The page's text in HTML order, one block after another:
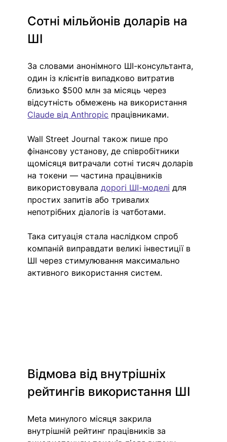
Сотні мільйонів доларів на
ШІ
За словами анонімного ШІ-консультанта,
один із клієнтів випадково витратив
близько $500 млн за місяць через
відсутність обмежень на використання
Claude від Anthropic працівниками.
Wall Street Journal також пише про
фінансову установу, де співробітники
щомісяця витрачали сотні тисяч доларів
на токени — частина працівників
використовувала дорогі ШІ-моделі для
простих запитів або тривалих
непотрібних діалогів із чатботами.
Така ситуація стала наслідком спроб
компаній виправдати великі інвестиції в
ШІ через стимулювання максимально
активного використання систем.
Відмова від внутрішніх
рейтингів використання ШІ
Meta минулого місяця закрила
внутрішній рейтинг працівників за